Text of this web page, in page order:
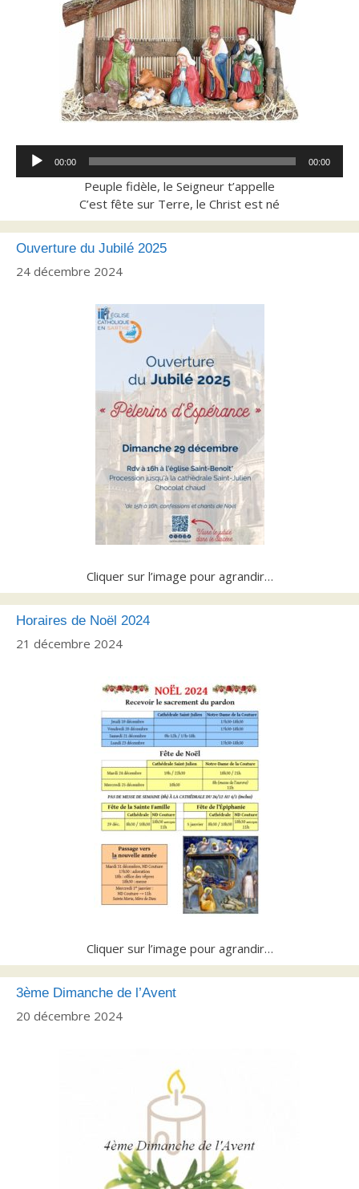
Lecteur
audio
00:00 00:00
Peuple fidèle, le Seigneur t’appelle
C’est fête sur Terre, le Christ est né
Ouverture du Jubilé 2025
24 décembre 2024
Cliquer sur l’image pour agrandir…
Horaires de Noël 2024
21 décembre 2024
Cliquer sur l’image pour agrandir…
3ème Dimanche de l’Avent
20 décembre 2024